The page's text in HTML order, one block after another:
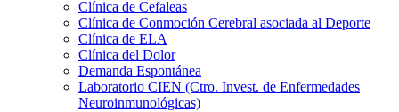
Clínica de Cefaleas
Clínica de Conmoción Cerebral asociada al Deporte
Clínica de ELA
Clínica del Dolor
Demanda Espontánea
Laboratorio CIEN (Ctro. Invest. de Enfermedades
Neuroinmunológicas)